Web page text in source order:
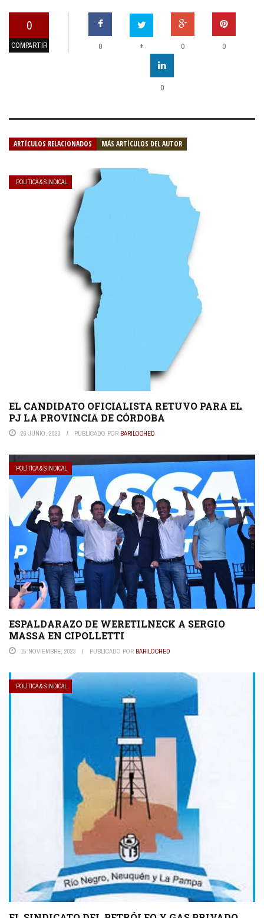
0
COMPARTIR 0 + 0 0
0
ARTÍCULOS RELACIONADOS MÁS ARTÍCULOS DEL AUTOR
POLÍTICA & SINDICAL
EL CANDIDATO OFICIALISTA RETUVO PARA EL
PJ LA PROVINCIA DE CÓRDOBA
26 JUNIO, 2023 PUBLICADO POR BARILOCHED
POLÍTICA & SINDICAL
ESPALDARAZO DE WERETILNECK A SERGIO
MASSA EN CIPOLLETTI
15 NOVIEMBRE, 2023 PUBLICADO POR BARILOCHED
POLÍTICA & SINDICAL